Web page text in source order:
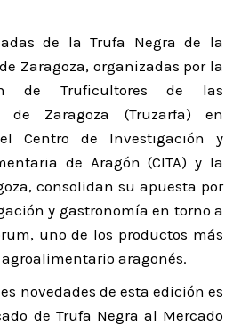
de la Trufa Negra de la
Zaragoza, organizadas por la
de Truficultores de las
de Zaragoza (Truzarfa) en
Centro de Investigación y
de Aragón (CITA) y la
consolidan su apuesta por
y gastronomía en torno a
uno de los productos más
aragonés.
novedades de esta edición es
de Trufa Negra al Mercado